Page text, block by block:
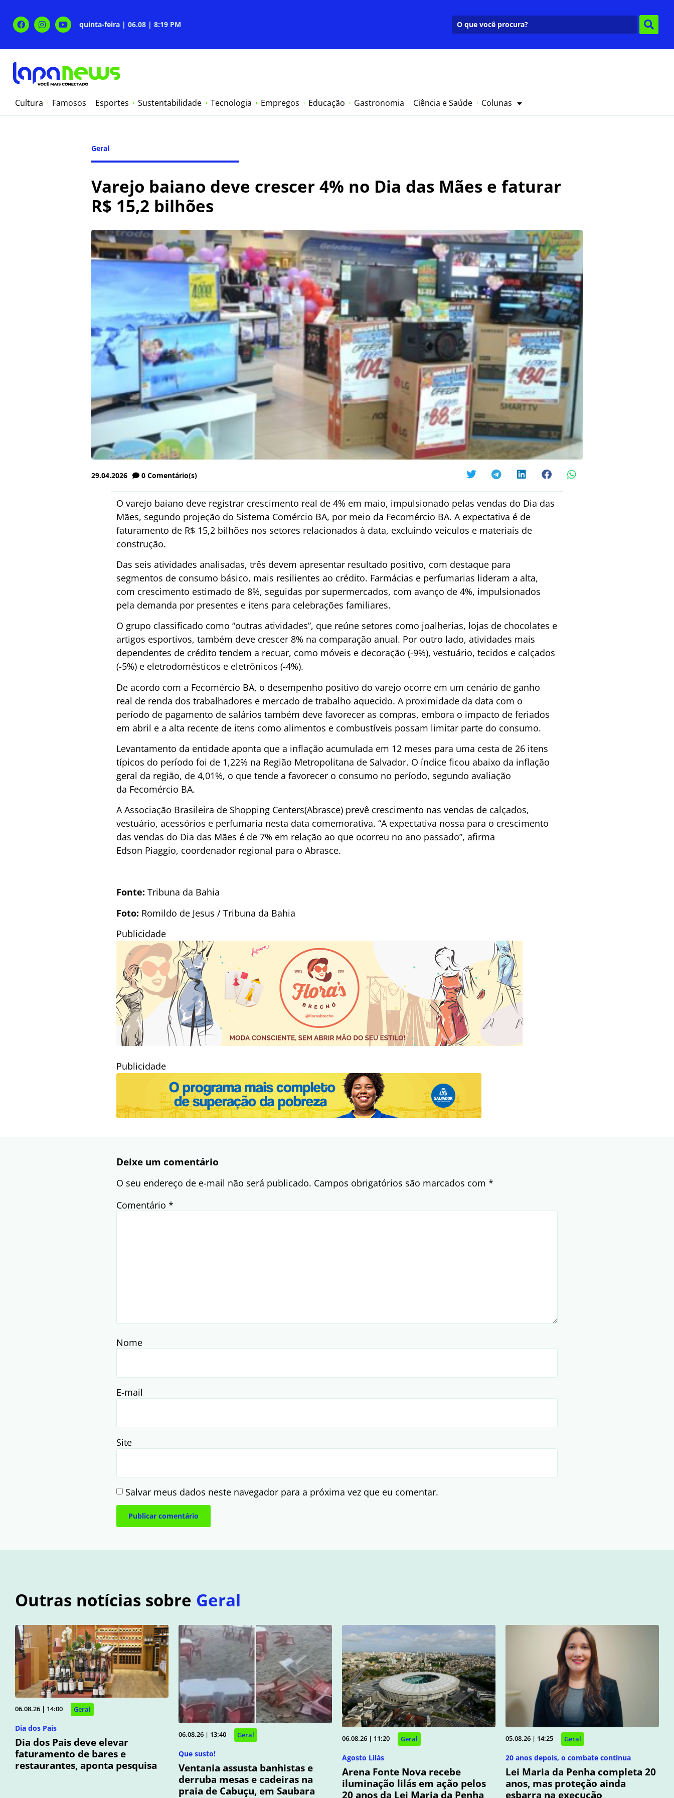
quinta-feira | 06.08 | 8:19 PM
Cultura Famosos Esportes Sustentabilidade Tecnologia Empregos Educação Gastronomia Ciência e Saúde Colunas
Geral
Varejo baiano deve crescer 4% no Dia das Mães e faturar
R$ 15,2 bilhões
29.04.2026 0 Comentário(s)
O varejo baiano deve registrar crescimento real de 4% em maio, impulsionado pelas vendas do Dia das
Mães, segundo projeção do Sistema Comércio BA, por meio da Fecomércio BA. A expectativa é de
faturamento de R$ 15,2 bilhões nos setores relacionados à data, excluindo veículos e materiais de
construção.
Das seis atividades analisadas, três devem apresentar resultado positivo, com destaque para
segmentos de consumo básico, mais resilientes ao crédito. Farmácias e perfumarias lideram a alta,
com crescimento estimado de 8%, seguidas por supermercados, com avanço de 4%, impulsionados
pela demanda por presentes e itens para celebrações familiares.
O grupo classificado como “outras atividades”, que reúne setores como joalherias, lojas de chocolates e
artigos esportivos, também deve crescer 8% na comparação anual. Por outro lado, atividades mais
dependentes de crédito tendem a recuar, como móveis e decoração (-9%), vestuário, tecidos e calçados
(-5%) e eletrodomésticos e eletrônicos (-4%).
De acordo com a Fecomércio BA, o desempenho positivo do varejo ocorre em um cenário de ganho
real de renda dos trabalhadores e mercado de trabalho aquecido. A proximidade da data com o
período de pagamento de salários também deve favorecer as compras, embora o impacto de feriados
em abril e a alta recente de itens como alimentos e combustíveis possam limitar parte do consumo.
Levantamento da entidade aponta que a inflação acumulada em 12 meses para uma cesta de 26 itens
típicos do período foi de 1,22% na Região Metropolitana de Salvador. O índice ficou abaixo da inflação
geral da região, de 4,01%, o que tende a favorecer o consumo no período, segundo avaliação
da Fecomércio BA.
A Associação Brasileira de Shopping Centers(Abrasce) prevê crescimento nas vendas de calçados,
vestuário, acessórios e perfumaria nesta data comemorativa. “A expectativa nossa para o crescimento
das vendas do Dia das Mães é de 7% em relação ao que ocorreu no ano passado”, afirma
Edson Piaggio, coordenador regional para o Abrasce.
Fonte: Tribuna da Bahia
Foto: Romildo de Jesus / Tribuna da Bahia
Publicidade
Publicidade
Deixe um comentário
O seu endereço de e-mail não será publicado. Campos obrigatórios são marcados com *
Comentário *
Nome
E-mail
Site
Salvar meus dados neste navegador para a próxima vez que eu comentar.
Outras notícias sobre Geral
06.08.26 | 14:00 Geral
Dia dos Pais
Dia dos Pais deve elevar
faturamento de bares e
restaurantes, aponta pesquisa
06.08.26 | 13:40 Geral
Que susto!
Ventania assusta banhistas e
derruba mesas e cadeiras na
praia de Cabuçu, em Saubara
06.08.26 | 11:20 Geral
Agosto Lilás
Arena Fonte Nova recebe
iluminação lilás em ação pelos
20 anos da Lei Maria da Penha
05.08.26 | 14:25 Geral
20 anos depois, o combate continua
Lei Maria da Penha completa 20
anos, mas proteção ainda
esbarra na execução